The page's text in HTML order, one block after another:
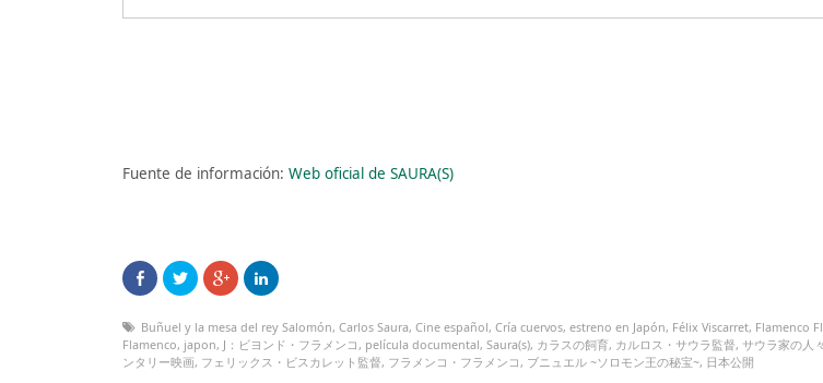
Fuente de información: Web oficial de SAURA(S)
Buñuel y la mesa del rey Salomón, Carlos Saura, Cine español, Cría cuervos, estreno en Japón, Félix Viscarret, Flamenco
Flamenco, japon, J：ビヨンド・フラメンコ , película documental, Saura(s), カラスの飼育, カルロス・サウラ監督, サウラ家の人々
ンタリー映画, フェリックス・ビスカレット監督, フラメンコ・フラメンコ , ブニュエル ~ソロモン王の秘宝~, 日本公開